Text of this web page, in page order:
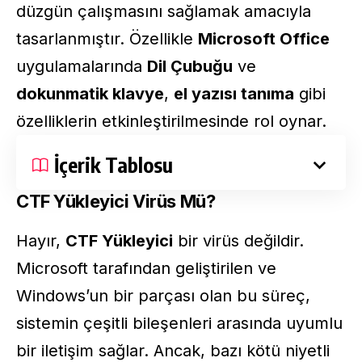
düzgün çalışmasını sağlamak amacıyla
tasarlanmıştır. Özellikle Microsoft Office
uygulamalarında Dil Çubuğu ve
dokunmatik klavye, el yazısı tanıma gibi
özelliklerin etkinleştirilmesinde rol oynar.
İçerik Tablosu
CTF Yükleyici Virüs Mü?
Hayır, CTF Yükleyici bir virüs değildir.
Microsoft tarafından geliştirilen ve
Windows’un bir parçası olan bu süreç,
sistemin çeşitli bileşenleri arasında uyumlu
bir iletişim sağlar. Ancak, bazı kötü niyetli